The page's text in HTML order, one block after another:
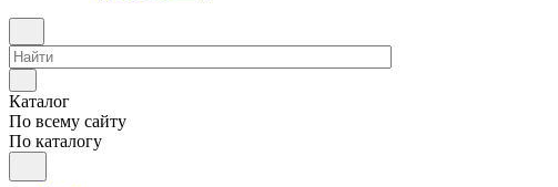
Каталог
По всему сайту
По каталогу